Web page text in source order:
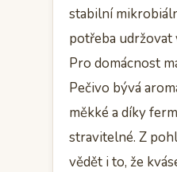
stabilní
potřeba udržovat
Pro domácnost
Pečivo bývá
měkké a díky
stravitelné. Z
vědět i to, že